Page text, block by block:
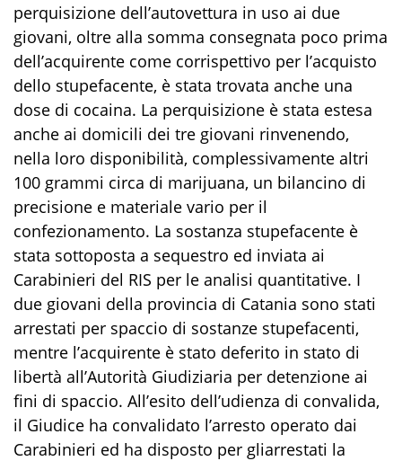
perquisizione dell’autovettura in uso ai due
giovani, oltre alla somma consegnata poco prima
dell’acquirente come corrispettivo per l’acquisto
dello stupefacente, è stata trovata anche una
dose di cocaina. La perquisizione è stata estesa
anche ai domicili dei tre giovani rinvenendo,
nella loro disponibilità, complessivamente altri
100 grammi circa di marijuana, un bilancino di
precisione e materiale vario per il
confezionamento. La sostanza stupefacente è
stata sottoposta a sequestro ed inviata ai
Carabinieri del RIS per le analisi quantitative. I
due giovani della provincia di Catania sono stati
arrestati per spaccio di sostanze stupefacenti,
mentre l’acquirente è stato deferito in stato di
libertà all’Autorità Giudiziaria per detenzione ai
fini di spaccio. All’esito dell’udienza di convalida,
il Giudice ha convalidato l’arresto operato dai
Carabinieri ed ha disposto per gliarrestati la